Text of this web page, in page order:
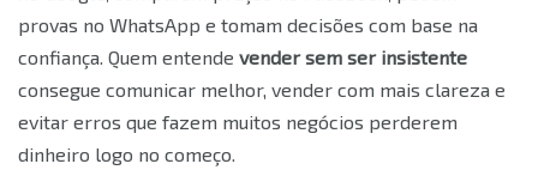
provas no WhatsApp e tomam decisões com base na
confiança. Quem entende vender sem ser insistente
consegue comunicar melhor, vender com mais clareza e
evitar erros que fazem muitos negócios perderem
dinheiro logo no começo.